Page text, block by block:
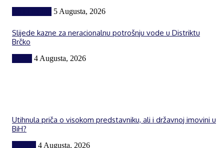
5 Augusta, 2026
Slijede kazne za neracionalnu potrošnju vode u Distriktu
Brčko
4 Augusta, 2026
Utihnula priča o visokom predstavniku, ali i državnoj imovini u
BiH?
4 Augusta, 2026